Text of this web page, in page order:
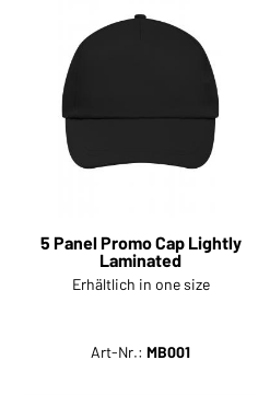
5 Panel Promo Cap Lightly
Laminated
Erhältlich in one size
Art-Nr.:MB001